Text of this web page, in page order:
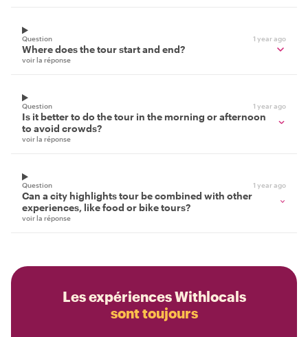
Question 1 year ago
Where does the tour start and end?
voir la réponse
Question 1 year ago
Is it better to do the tour in the morning or afternoon
to avoid crowds?
voir la réponse
Question 1 year ago
Can a city highlights tour be combined with other
experiences, like food or bike tours?
voir la réponse
Les expériences Withlocals
sont toujours